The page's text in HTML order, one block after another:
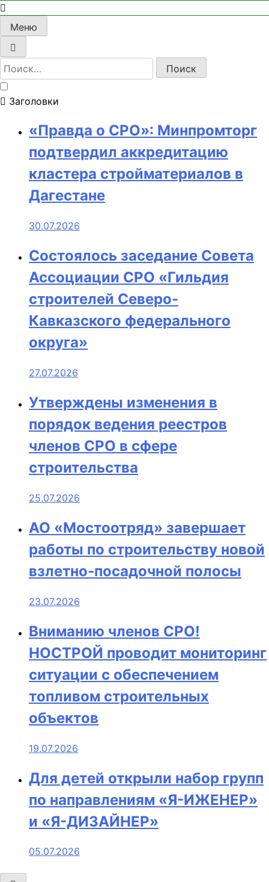
Меню
Найти:
Заголовки
«Правда о СРО»: Минпромторг
подтвердил аккредитацию
кластера стройматериалов в
Дагестане
30.07.2026
Состоялось заседание Совета
Ассоциации СРО «Гильдия
строителей Северо-
Кавказского федерального
округа»
27.07.2026
Утверждены изменения в
порядок ведения реестров
членов СРО в сфере
строительства
25.07.2026
АО «Мостоотряд» завершает
работы по строительству новой
взлетно-посадочной полосы
23.07.2026
Вниманию членов СРО!
НОСТРОЙ проводит мониторинг
ситуации с обеспечением
топливом строительных
объектов
19.07.2026
Для детей открыли набор групп
по направлениям «Я-ИЖЕНЕР»
и «Я-ДИЗАЙНЕР»
05.07.2026